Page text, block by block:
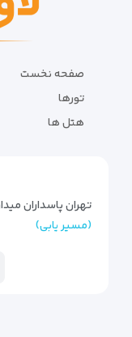
صفحه نخست
تورها
هتل ها
تهران پاسداران میدان
(مسیر یابی)